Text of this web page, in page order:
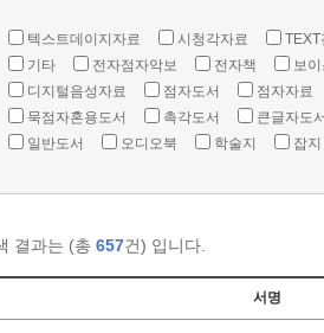
텍스트데이지자료 시청각자료
TEXT
기타
전자점자악보 전자책
보
디지털음성자료
점자도서
점자자료
묵점자혼용도서
촉각도서
큰글자도
일반도서
오디오북 학술지 잡지
결과는 (총 657건) 입니다.
서명